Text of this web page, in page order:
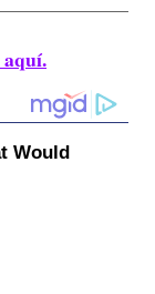
aquí.